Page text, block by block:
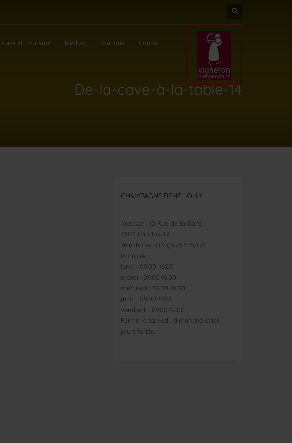
Cave et Tourisme Médias Boutique Contact
De-la-cave-à-la-table-14
CHAMPAGNE RENÉ JOLLY
Adresse : 10 Rue de la Gare,
10110 Landreville
Téléphone : (+33)3.25.38.50.91
Horaires :
lundi : 09:00–16:00
mardi : 09:00-16:00
mercredi : 09:00-16:00
jeudi : 09:00-16:00
vendredi : 09:00-12:00
Fermé le samedi, dimanche et les
jours fériés.